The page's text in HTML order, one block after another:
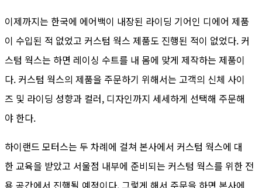
이제까지는 한국에 에어백이 내장된 라이딩 기어인 디에어 제품
이 수입된 적 없었고 커스텀 웍스 제품도 진행된 적이 없었다. 커
스텀 웍스는 하면 레이싱 수트를 내 몸에 맞게 제작하는 제품이
다. 커스텀 웍스의 제품을 주문하기 위해서는 고객의 신체 사이
즈 및 라이딩 성향과 컬러, 디자인까지 세세하게 선택해 주문해
야 한다.
하이랜드 모터스는 두 차례에 걸쳐 본사에서 커스텀 웍스에 대
한 교육을 받았고 서울점 내부에 준비되는 커스텀 웍스를 위한 전
용 공간에서 진행될 예정이다. 그렇게 해서 주문을 하면 본사에